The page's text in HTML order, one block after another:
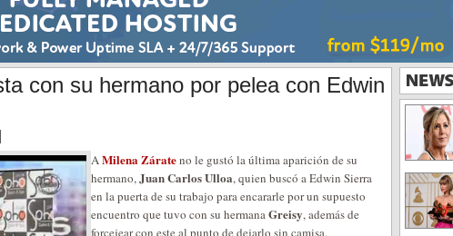
con su hermano por pelea con Edwin
AMilena Zárateno le gustó la última aparición de su
hermano,Juan Carlos Ulloa, quien buscó a Edwin Sierra
en la puerta de su trabajo para encararle por un supuesto
encuentro que tuvo con su hermanaGreisy, además de
forcejear con este al punto de dejarlo sin camisa.